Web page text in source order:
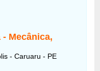
Mecânica,
- Caruaru - PE